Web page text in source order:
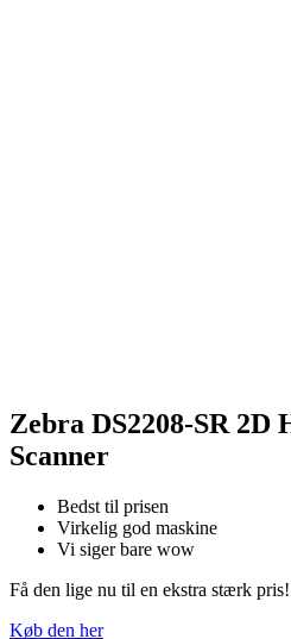
Zebra DS2208-SR 2D
Scanner
Bedst til prisen
Virkelig god maskine
Vi siger bare wow
Få den lige nu til en ekstra stærk pris!
Køb den her